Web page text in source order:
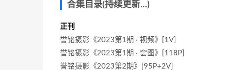
合集目录(持续更新…)
正刊
誉铭摄影《2023第1期 · 视频》[1V]
誉铭摄影《2023第1期 · 套图》[118P]
誉铭摄影《2023第2期》[95P+2V]